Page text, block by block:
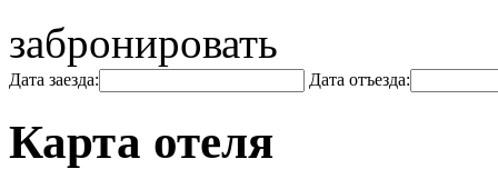
забронировать
Дата заезда: Дата отъезда:
Карта отеля